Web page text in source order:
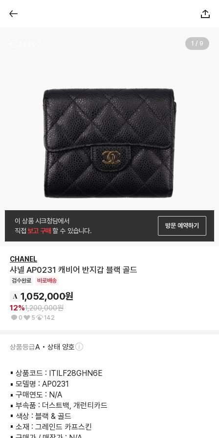
1 / 9
이 상품 시크청담에서
직접 보고 구매 할 수 있습니다.
방문 예약하기
CHANEL
샤넬 AP0231 캐비어 반지갑 블랙 골드
검수완료 바로배송
1,052,000원
12%1,200,000원
0 5 142
상품등급A • 상태 양호
▪︎ 상품코드 : ITILF28GHN6E
▪︎ 모델명 : AP0231
▪︎ 구매연도 : N/A
▪︎ 부속품 : 더스트백, 개런티카드
▪︎ 색상 : 블랙 & 골드
▪︎ 소재 : 그레인드 카프스킨